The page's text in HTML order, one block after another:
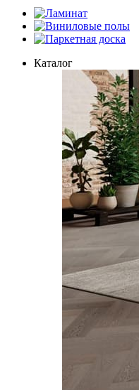
Ламинат
Виниловые полы
Паркетная доска
Каталог